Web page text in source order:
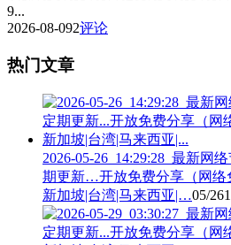
9...
2026-08-092评论
热门文章
2026-05-26_14:29:28_最新网
期更新…开放免费分享（网络
新加坡|台湾|马来西亚|…05/26